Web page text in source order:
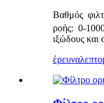
Βαθμός
ροής: 0-
ιξώδους και
έρευνα